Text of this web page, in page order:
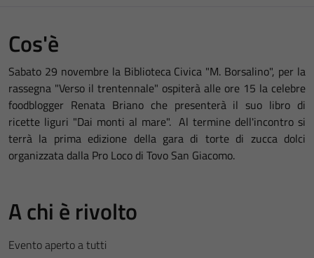
Cos'è
Sabato 29 novembre la Biblioteca Civica "M. Borsalino", per la
rassegna "Verso il trentennale" ospiterà alle ore 15 la celebre
foodblogger Renata Briano che presenterà il suo libro di
ricette liguri "Dai monti al mare". Al termine dell'incontro si
terrà la prima edizione della gara di torte di zucca dolci
organizzata dalla Pro Loco di Tovo San Giacomo.
A chi è rivolto
Evento aperto a tutti